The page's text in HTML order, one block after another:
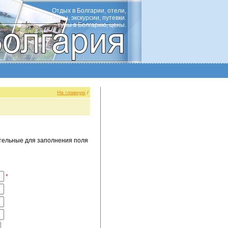
Отдых в Болгарии, отели,
отзывы, экскурсии, путевки.
туры в Болгарию, цены.
На главную /
для заполнения поля
*